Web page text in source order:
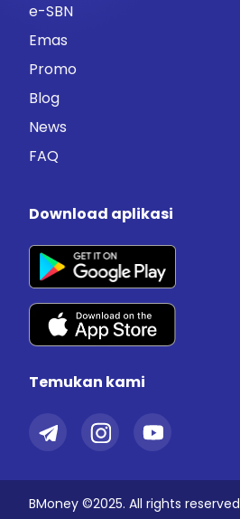
e-SBN
Emas
Promo
Blog
News
FAQ
Download aplikasi
Temukan kami
BMoney ©2025. All rights reserved